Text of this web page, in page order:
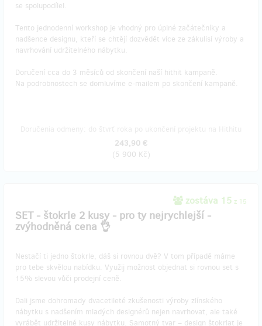
se spolupodílel.
Tento jednodenní workshop je vhodný pro úplné začátečníky a
nadšence designu, kteří se chtějí dozvědět více ze zákulisí výroby a
navrhování udržitelného nábytku.
Doručení cca do 3 měsíců od skončení naší hithit kampaně.
Na podrobnostech se domluvíme e-mailem po skončení kampaně.
243,90 €
(5 900 Kč)
zostáva 15 z 15
SET - štokrle 2 kusy - pro ty nejrychlejší -
zvýhodněná cena 👌
Nestačí ti jedno štokrle, dáš si rovnou dvě? V tom případě máme
pro tebe skvělou nabídku. Využij možnost objednat si rovnou set s
15% slevou vůči prodejní ceně.
Dali jsme dohromady dvacetileté zkušenosti výroby zlínského
nábytku s nadšením mladých designérů nejen navrhovat, ale také
vyrábět udržitelné kusy nábytku. Samotný tvar – design štokrlat je